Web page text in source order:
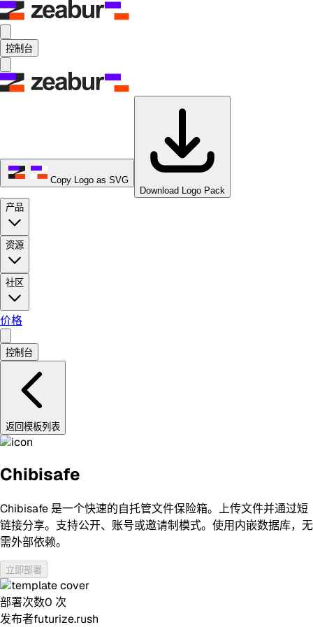
控制台
Copy Logo as SVG
Download Logo Pack
产品
资源
社区
价格
控制台
返回模板列表
Chibisafe
Chibisafe 是一个快速的自托管文件保险箱。上传文件并通过短
链接分享。支持公开、账号或邀请制模式。使用内嵌数据库，无
需外部依赖。
立即部署
部署次数0 次
发布者futurize.rush